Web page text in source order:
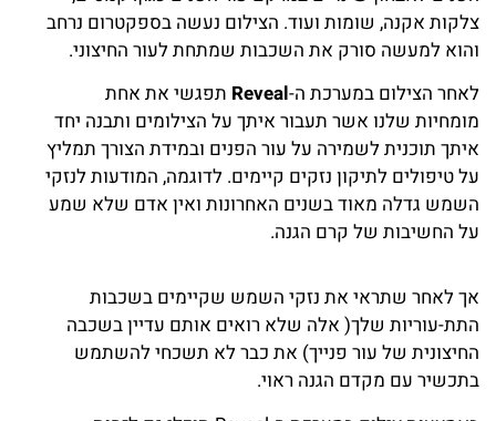
צלקות אקנה, שומות ועוד. הצילום נעשה בספקטרום נרחב
והוא למעשה סורק את השכבות שמתחת לעור החיצוני.
לאחר הצילום במערכת ה-Reveal תפגשי את אחת
מומחיות שלנו אשר תעבור איתך על הצילומים ותבנה יחד
איתך תוכנית לשמירה על עור הפנים ובמידת הצורך תמליץ
על טיפולים לתיקון נזקים קיימים. לדוגמה, המודעות לנזקי
השמש גדלה מאוד בשנים האחרונות ואין אדם שלא שמע
על החשיבות של קרם הגנה.
אך לאחר שתראי את נזקי השמש שקיימים בשכבות
התת-עוריות שלך( אלה שלא רואים אותם עדיין בשכבה
החיצונית של עור פנייך) את כבר לא תשכחי להשתמש
בתכשיר עם מקדם הגנה ראוי.